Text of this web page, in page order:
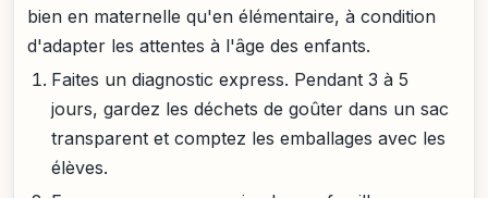
bien en maternelle qu'en élémentaire, à condition
d'adapter les attentes à l'âge des enfants.
Faites un diagnostic express. Pendant 3 à 5
jours, gardez les déchets de goûter dans un sac
transparent et comptez les emballages avec les
élèves.